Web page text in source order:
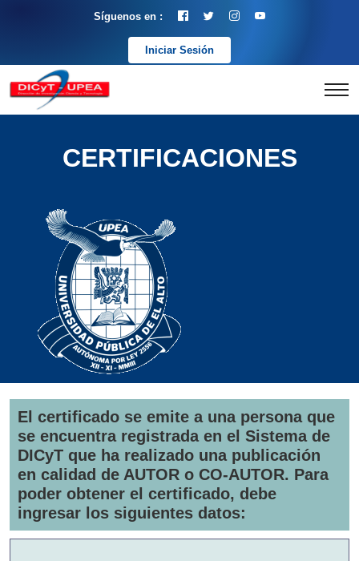
Síguenos en :
Iniciar Sesión
CERTIFICACIONES
El certificado se emite a una persona que
se encuentra registrada en el Sistema de
DICyT que ha realizado una publicación
en calidad de AUTOR o CO-AUTOR. Para
poder obtener el certificado, debe
ingresar los siguientes datos: